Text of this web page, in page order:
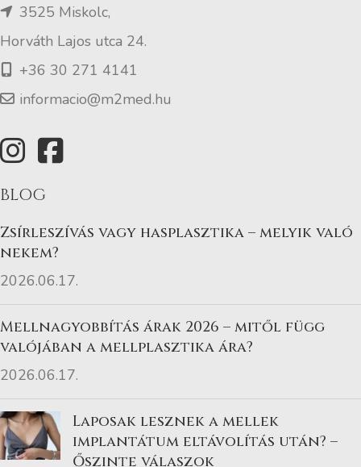
3525 Miskolc,
Horváth Lajos utca 24.
+36 30 271 4141
informacio@m2med.hu
BLOG
Zsírleszívás vagy hasplasztika – melyik való
nekem?
2026.06.17.
Mellnagyobbítás árak 2026 – mitől függ
valójában a mellplasztika ára?
2026.06.17.
Laposak lesznek a mellek
implantátum eltávolítás után? –
Őszinte válaszok